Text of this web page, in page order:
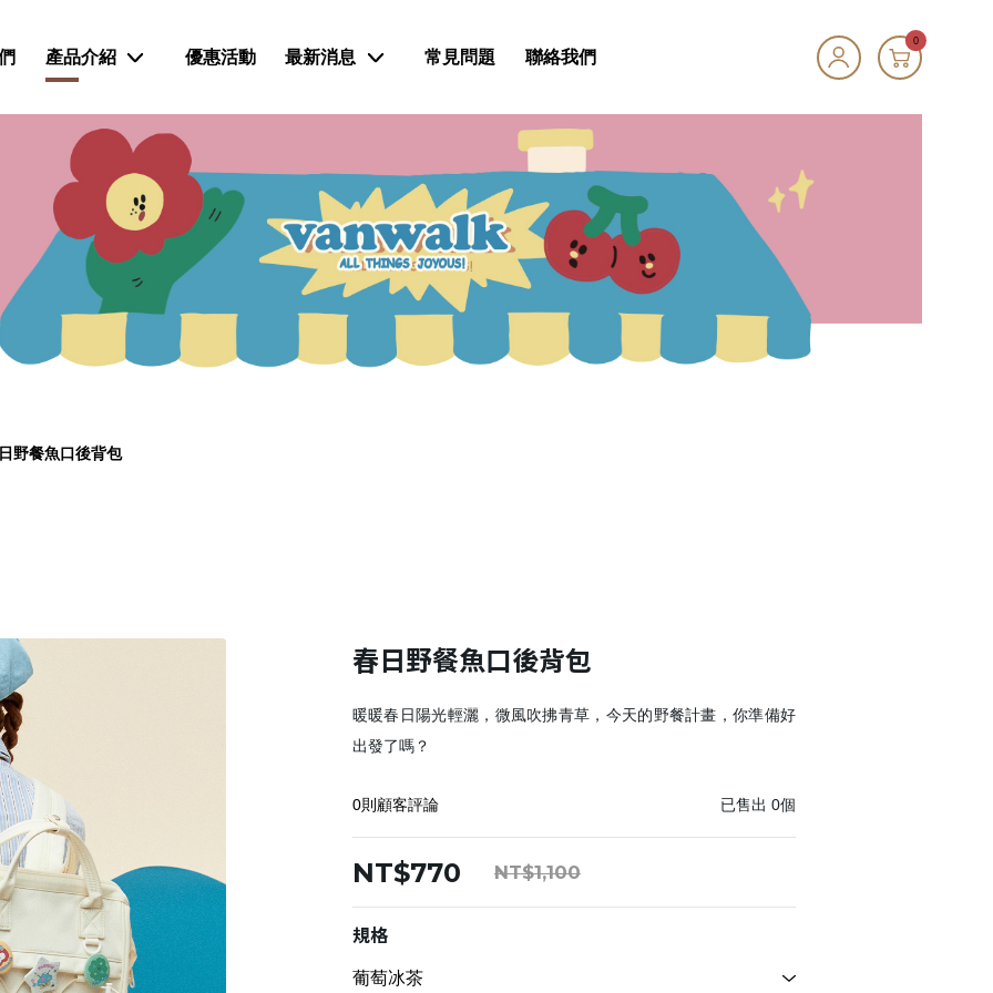
0
產品介紹 優惠活動 最新消息 常見問題 聯絡我們
野餐魚口後背包
春日野餐魚口後背包
暖暖春日陽光輕灑，微風吹拂青草，今天的野餐計畫，你準備好
出發了嗎？
0則顧客評論 已售出0個
NT$770 NT$1,100
規格